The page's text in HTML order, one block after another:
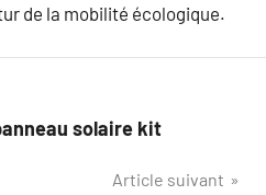
de la mobilité écologique.
solaire kit
Article suivant